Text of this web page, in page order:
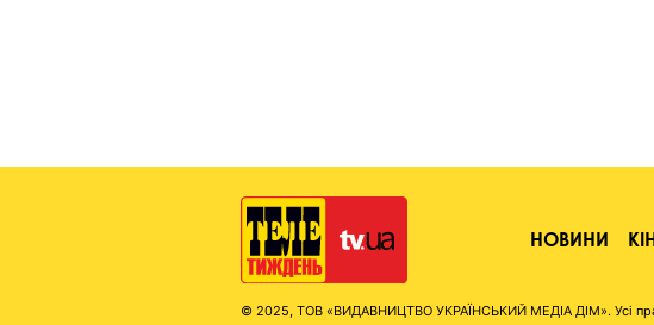
НОВИНИ
© 2025, ТОВ «ВИДАВНИЦТВО УКРАЇНСЬКИЙ МЕДІА ДІМ». Усі